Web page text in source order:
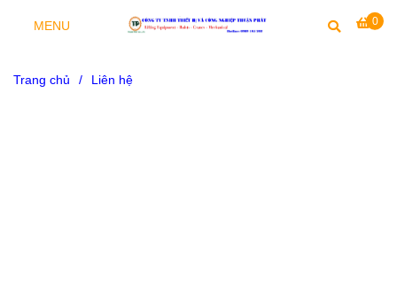
0
MENU
Trang chủ / Liên hệ